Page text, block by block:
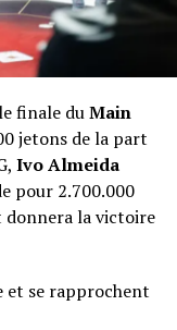
finale duMain
jetons de la part
Ivo Almeida
pour 2.700.000
donnera la victoire
et se rapprochent